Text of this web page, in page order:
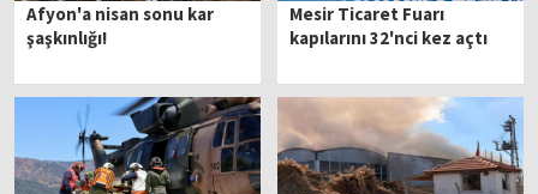
Afyon'a nisan sonu kar
şaşkınlığı!
Mesir Ticaret Fuarı
kapılarını 32'nci kez açtı